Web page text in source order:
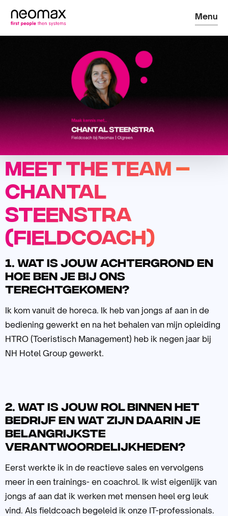
Menu
Meet the Team –
Chantal
Steenstra
(Fieldcoach)
1. Wat is jouw achtergrond en
hoe ben je bij ons
terechtgekomen?
Ik kom vanuit de horeca. Ik heb van jongs af aan in de
bediening gewerkt en na het behalen van mijn opleiding
HTRO (Toeristisch Management) heb ik negen jaar bij
NH Hotel Group gewerkt.
2. Wat is jouw rol binnen het
bedrijf en wat zijn daarin je
belangrijkste
verantwoordelijkheden?
Eerst werkte ik in de reactieve sales en vervolgens
meer in een trainings- en coachrol. Ik wist eigenlijk van
jongs af aan dat ik werken met mensen heel erg leuk
vind. Als fieldcoach begeleid ik onze IT-professionals.